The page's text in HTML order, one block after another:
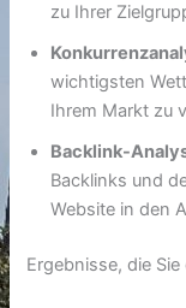
zu Ihrer
wichtigsten
Ihrem Markt zu
Backlink-
Backlinks und
Website in den
Ergebnisse, die